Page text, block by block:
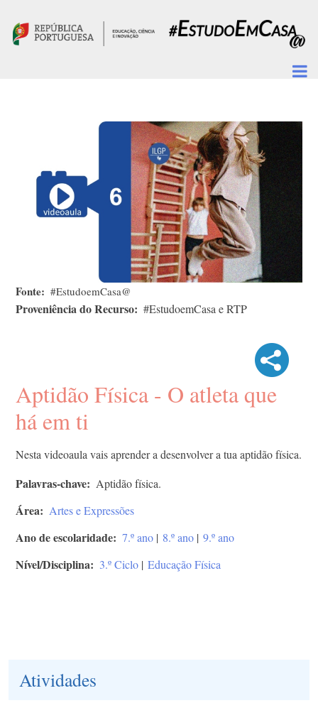
Fonte #EstudoemCasa@
Proveniência do Recurso #EstudoemCasa e RTP
Aptidão Física - O atleta que
há em ti
Nesta videoaula vais aprender a desenvolver a tua aptidão física.
Palavras-chave Aptidão física.
Área Artes e Expressões
Ano de escolaridade 7.º ano | 8.º ano | 9.º ano
Nível/Disciplina 3.º Ciclo | Educação Física
Atividades